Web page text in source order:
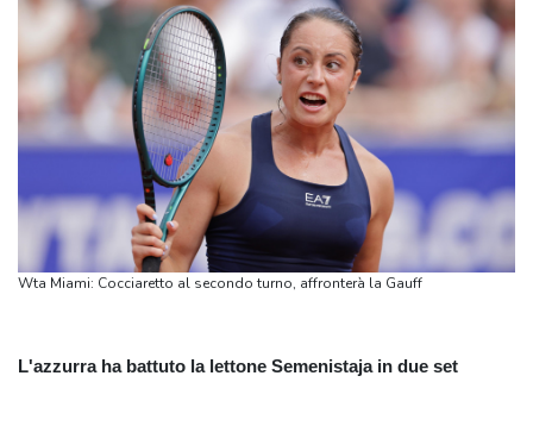
Odessa sotto attacco russo, danneggiati edifici e infrastrutture
Odessa sotto attacco russo, danneggiati edifici e infrastrutture
Teheran, 'se Usa non correggeranno il loro comportamento
Hormuz resterà chiuso'
Teheran, 'se Usa non correggeranno il loro comportamento
Hormuz resterà chiuso'
Malagò alla Gazzetta dello Sport, "Bianchedi capo delegazione
Azzurri"
Wta Miami: Cocciaretto al secondo turno, affronterà la Gauff
L'azzurra ha battuto la lettone Semenistaja in due set